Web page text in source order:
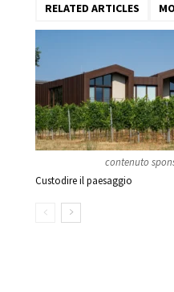
RELATED ARTICLES
contenuto
Custodire il paesaggio